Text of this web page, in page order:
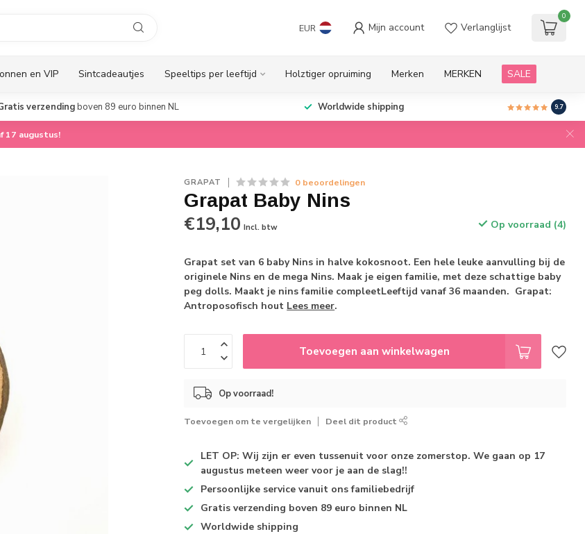
EUR Mijn account Verlanglijst
0
en VIP Sintcadeautjes Speeltips per leeftijd Holztiger opruiming Merken MERKEN SALE
verzendingboven 89 euro binnen NL Worldwide shipping 9.7
17 augustus!
GRAPAT 0 beoordelingen
Grapat Baby Nins
€19,10 Incl. btw Op voorraad (4)
Grapat set van 6 baby Nins in halve kokosnoot. Een hele leuke aanvulling bij de
originele Nins en de mega Nins. Maak je eigen familie, met deze schattige baby
peg dolls. Maakt je nins familie compleetLeeftijd vanaf 36 maanden. Grapat:
Antroposofisch hout Lees meer.
Toevoegen aan winkelwagen
Op voorraad!
Toevoegen om te vergelijken Deel dit product
LET OP: Wij zijn er even tussenuit voor onze zomerstop. We gaan op 17
augustus meteen weer voor je aan de slag!!
Persoonlijke service vanuit ons familiebedrijf
Gratis verzending boven 89 euro binnen NL
Worldwide shipping